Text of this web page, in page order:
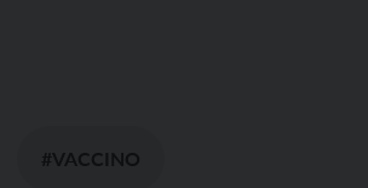
#VACCINO